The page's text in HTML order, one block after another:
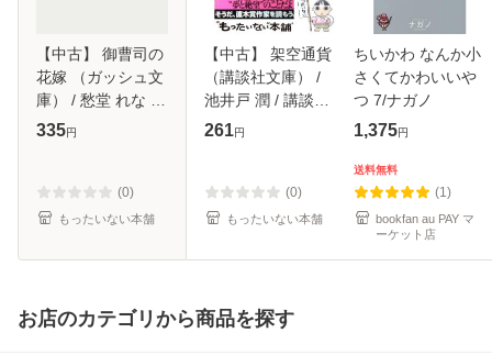
【中古】 御曹司の
花嫁 （ガッシュ文
庫） / 愁堂 れな /
海王社 [文庫]【メ
335円
(0)
もったいない本舗
【中古】 架空通貨
（講談社文庫） /
池井戸 潤 / 講談社
[文庫]【メール便送
261円
(0)
もったいない本舗
ちいかわ なんか小
さくてかわいいや
つ 7/ナガノ
1,375円
送料無料
(1)
bookfan au PAY マ
ーケット店
お店のカテゴリから商品を探す